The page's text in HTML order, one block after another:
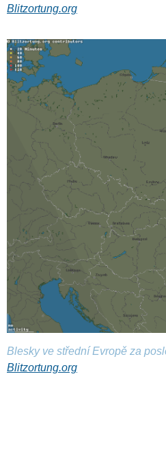
Blitzortung.org
Blesky ve střední Evropě za
Blitzortung.org